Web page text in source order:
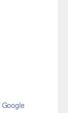
Google